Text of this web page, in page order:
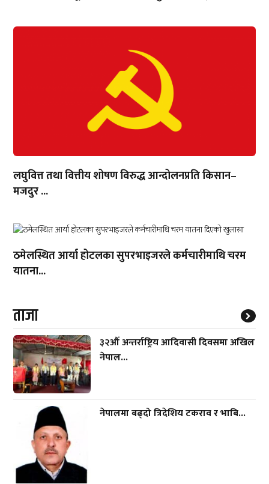
लघुवित्त तथा वित्तीय शोषण विरुद्ध आन्दोलनप्रति किसान–
मजदुर ...
ठमेलस्थित आर्या होटलका सुपरभाइजरले कर्मचारीमाथि चरम
यातना...
ताजा
३२औं अन्तर्राष्ट्रिय आदिवासी दिवसमा अखिल
नेपाल...
नेपालमा बढ्दो त्रिदेशिय टकराव र भाबि...